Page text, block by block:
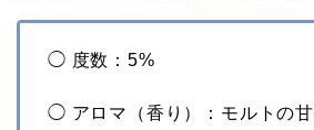
◯ 度数：5%
◯ アロマ（香り）：モルトの甘